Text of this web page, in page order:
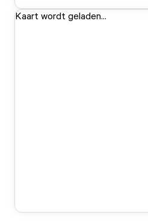
Kaart wordt geladen...